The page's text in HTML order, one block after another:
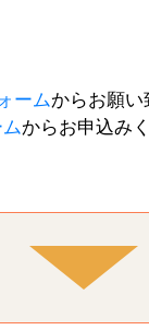
ームからお願い
からお申込み